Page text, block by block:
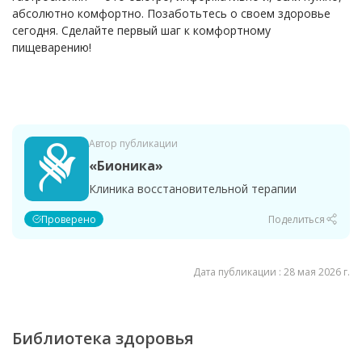
абсолютно комфортно. Позаботьтесь о своем здоровье
сегодня. Сделайте первый шаг к комфортному
пищеварению!
Автор публикации
«Бионика»
Клиника восстановительной терапии
Проверено Поделиться
Дата публикации : 28 мая 2026 г.
Библиотека здоровья